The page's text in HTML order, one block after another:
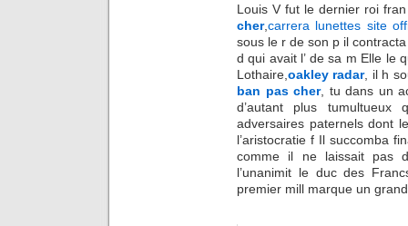
Louis V fut le dernier roi
cher,carrera lunettes site
sous le r de son p il
d qui avait l’ de sa m Elle le
Lothaire, oakley radar, il h
ban pas cher, tu dans un
d’autant plus
adversaires paternels dont
l’aristocratie f Il succomba
comme il ne laissait pas
l’unanimit le duc des
premier mill marque un